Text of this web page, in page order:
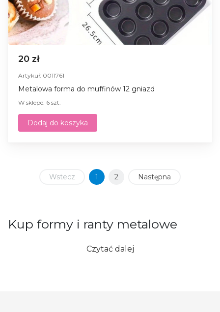
20 zł
Artykuł: 0011761
Metalowa forma do muffinów 12 gniazd
W sklepe: 6 szt.
Dodaj do koszyka
Wstecz 1 2 Następna
Kup formy i ranty metalowe
„Radość Cukiernika” to gwarancja trwałości,
Czytać dalej